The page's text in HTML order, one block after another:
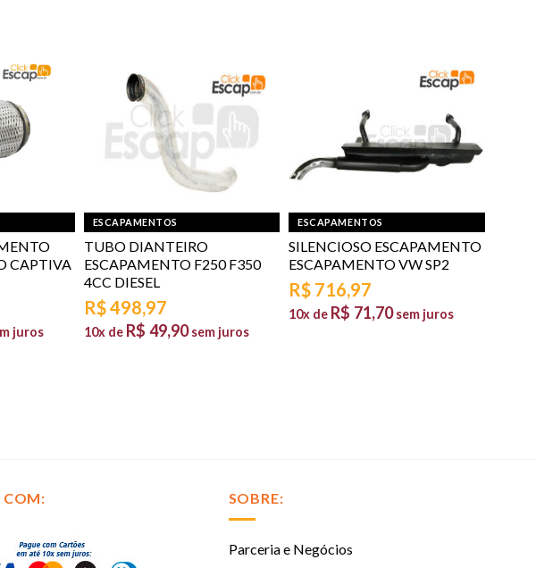
CAPTIVA
juros
ESCAPAMENTOS
TUBO DIANTEIRO
ESCAPAMENTO F250 F350
4CC DIESEL
R$498,97
10x de R$ 49,90 sem juros
ESCAPAMENTOS
SILENCIOSO ESCAPAMENTO
ESCAPAMENTO VW SP2
R$ 716,97
10x de R$ 71,70 sem juros
COM: SOBRE:
Parceria e Negócios